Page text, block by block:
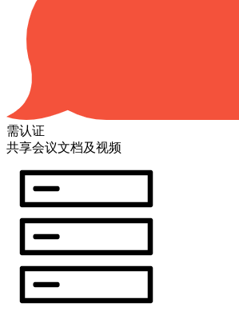
需认证
共享会议文档及视频